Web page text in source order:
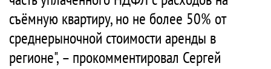
съёмную квартиру, но не более 50% от
среднерыночной стоимости аренды в
регионе", – прокомментировал Сергей